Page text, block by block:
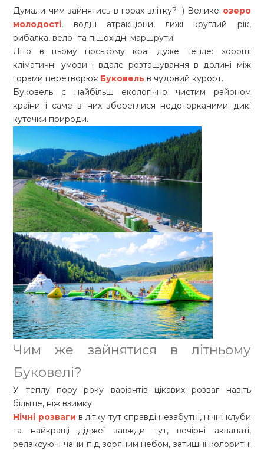
Думали чим зайнятись в горах влітку? :) Велике озеро
молодості, водні атракціони, лижі круглий рік,
рибалка, вело- та пішохідні маршрути!
Літо в цьому гірському краї дуже тепле: хороші
кліматичні умови і вдале розташування в долині між
горами перетворює Буковель в чудовий курорт.
Буковель є найбільш екологічно чистим районом
країни і саме в них збереглися недоторканими дикі
куточки природи.
Чим же зайнятися в літньому
Буковелі?
У теплу пору року варіантів цікавих розваг навіть
більше, ніж взимку.
Нічні розваги в літку тут справді незабутні, нічні клуби
та найкращі діджеї завжди тут, вечірні аквапаті,
релаксуючі чани під зоряним небом, затишні колоритні